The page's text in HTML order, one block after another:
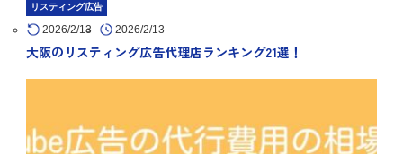
リスティング広告
2026/2/13 2026/2/13
大阪のリスティング広告代理店ランキング21選！